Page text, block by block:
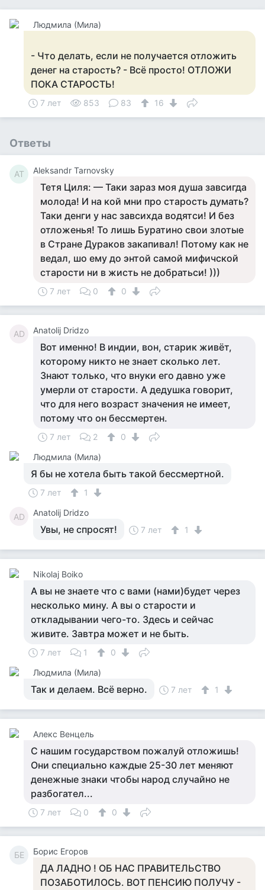
Людмила (Мила)
- Что делать, если не получается отложить
денег на старость? - Всё просто! ОТЛОЖИ
ПОКА СТАРОСТЬ!
7 лет 853 83 16
Ответы
AT Aleksandr Tarnovsky
Тетя Циля: — Таки зараз моя душа завсигда
молода! И на кой мни про старость думать?
Таки денги у нас завсихда водятси! И без
отложенья! То лишь Буратино свои злотые
в Стране Дураков закапивал! Потому как не
ведал, шо ему до энтой самой мифичской
старости ни в жисть не добратьси! )))
7 лет 0 0
AD Anatolij Dridzo
Вот именно! В индии, вон, старик живёт,
которому никто не знает сколько лет.
Знают только, что внуки его давно уже
умерли от старости. А дедушка говорит,
что для него возраст значения не имеет,
потому что он бессмертен.
7 лет 2
0
Людмила (Мила)
Я бы не хотела быть такой бессмертной.
7 лет 1
AD Anatolij Dridzo
Увы, не спросят! 7 лет 1
Nikolaj Boiko
А вы не знаете что с вами (нами)будет через
несколько мину. А вы о старости и
откладывании чего-то. Здесь и сейчас
живите. Завтра может и не быть.
7 лет 1
0
Людмила (Мила)
Так и делаем. Всё верно. 7 лет 1
Алекс Венцель
С нашим государством пожалуй отложишь!
Они специально каждые 25-30 лет меняют
денежные знаки чтобы народ случайно не
разбогател...
7 лет 0 0
БЕ Борис Егоров
ДА ЛАДНО ! ОБ НАС ПРАВИТЕЛЬСТВО
ПОЗАБОТИЛОСЬ. ВОТ ПЕНСИЮ ПОЛУЧУ -